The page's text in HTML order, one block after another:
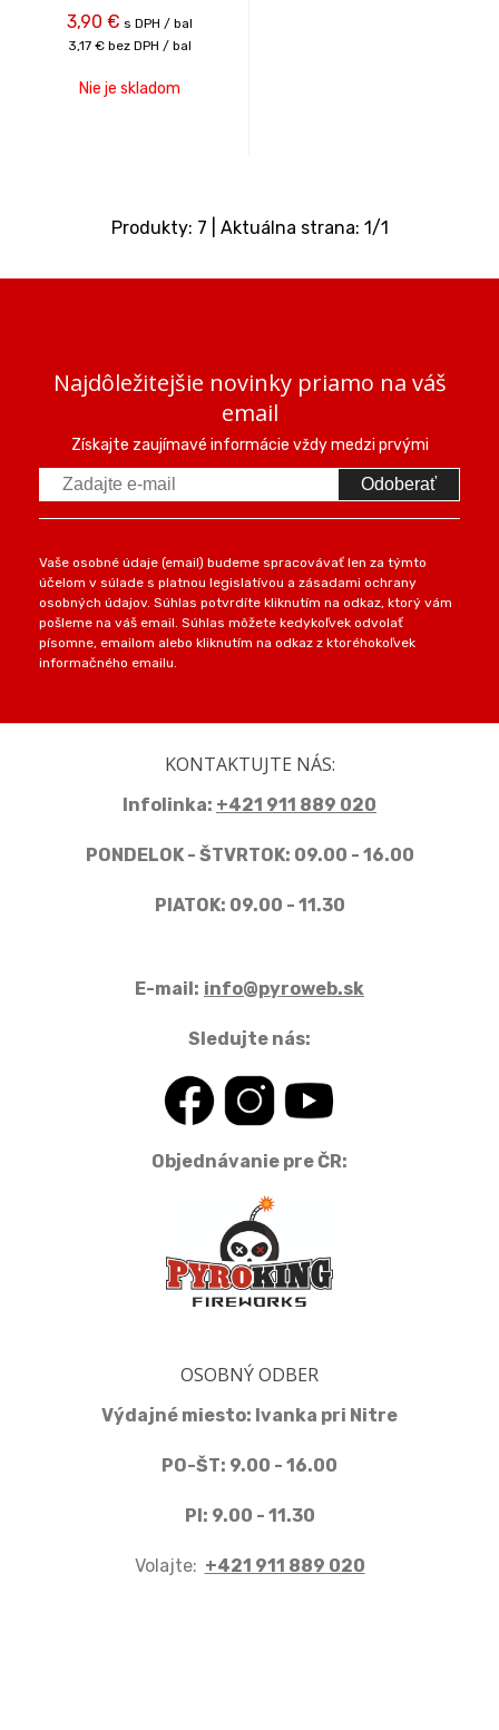
3,90 € s DPH / bal
3,17 € bez DPH / bal
Nie je skladom
Produkty: 7 | Aktuálna strana: 1/1
Najdôležitejšie novinky priamo na váš
email
Získajte zaujímavé informácie vždy medzi prvými
Odoberať
Vaše osobné údaje (email) budeme spracovávať len za týmto
účelom v súlade s platnou legislatívou a zásadami ochrany
osobných údajov. Súhlas potvrdíte kliknutím na odkaz, ktorý vám
pošleme na váš email. Súhlas môžete kedykoľvek odvolať
písomne, emailom alebo kliknutím na odkaz z ktoréhokoľvek
informačného emailu.
KONTAKTUJTE NÁS:
Infolinka: +421 911 889 020
PONDELOK - ŠTVRTOK: 09.00 - 16.00
PIATOK: 09.00 - 11.30
E-mail: info@pyroweb.sk
Sledujte nás:
Objednávanie pre ČR:
OSOBNÝ ODBER
Výdajné miesto: Ivanka pri Nitre
PO-ŠT: 9.00 - 16.00
PI: 9.00 - 11.30
Volajte: +421 911 889 020